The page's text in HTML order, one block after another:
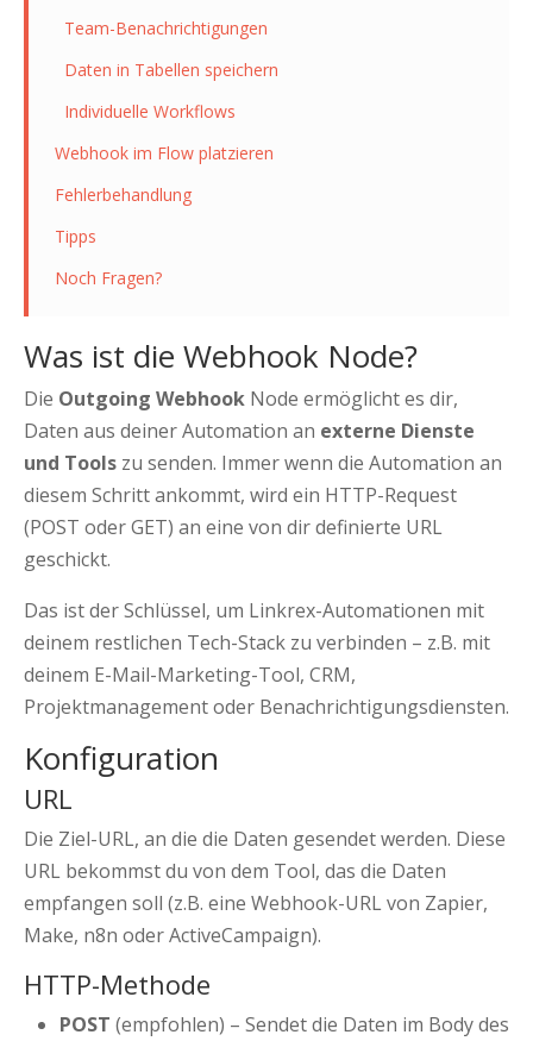
Team-Benachrichtigungen
Daten in Tabellen speichern
Individuelle Workflows
Webhook im Flow platzieren
Fehlerbehandlung
Tipps
Noch Fragen?
Was ist die Webhook Node?
Die Outgoing Webhook Node ermöglicht es dir,
Daten aus deiner Automation an externe Dienste
und Tools zu senden. Immer wenn die Automation an
diesem Schritt ankommt, wird ein HTTP-Request
(POST oder GET) an eine von dir definierte URL
geschickt.
Das ist der Schlüssel, um Linkrex-Automationen mit
deinem restlichen Tech-Stack zu verbinden – z.B. mit
deinem E-Mail-Marketing-Tool, CRM,
Projektmanagement oder Benachrichtigungsdiensten.
Konfiguration
URL
Die Ziel-URL, an die die Daten gesendet werden. Diese
URL bekommst du von dem Tool, das die Daten
empfangen soll (z.B. eine Webhook-URL von Zapier,
Make, n8n oder ActiveCampaign).
HTTP-Methode
POST (empfohlen) – Sendet die Daten im Body des